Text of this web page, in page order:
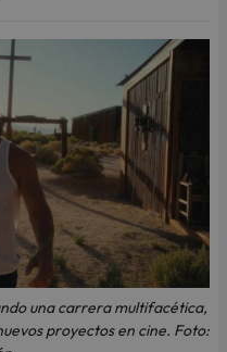
una carrera multifacética,
proyectos en cine. Foto: